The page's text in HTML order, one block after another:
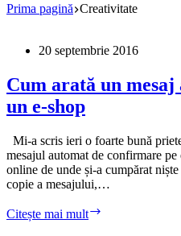
Prima pagină Creativitate
20 septembrie 2016
Cum arată un mesaj
un e-shop
Mi-a scris ieri o foarte bună
mesajul automat de confirmare
online de unde și-a cumpărat
copie a mesajului,…
Citește mai mult